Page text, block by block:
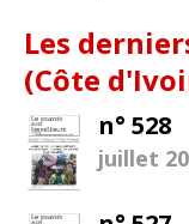
Les
(Côte
n° 528
juillet